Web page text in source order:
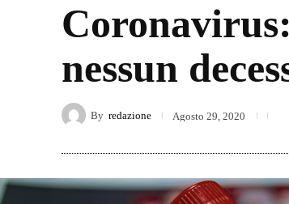
nessun
By redazione Agosto 29, 2020